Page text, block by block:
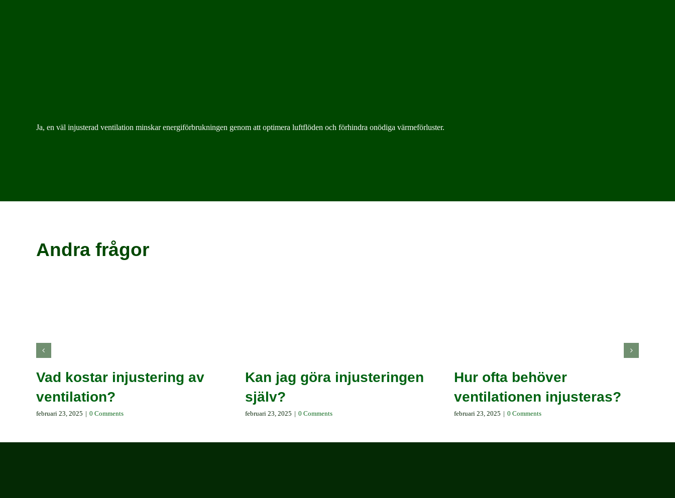
Ja, en väl injusterad ventilation minskar energiförbrukningen genom att optimera luftflöden och förhindra onödiga värmeförluster.
Andra frågor
Vad kostar injustering av
ventilation?
februari 23, 2025 | 0 Comments
Kan jag göra injusteringen
själv?
februari 23, 2025 | 0 Comments
Hur ofta behöver
ventilationen injusteras?
februari 23, 2025 | 0 Comments